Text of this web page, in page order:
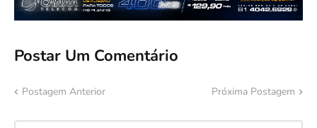
Postar Um Comentário
Postagem Anterior Próxima Postagem